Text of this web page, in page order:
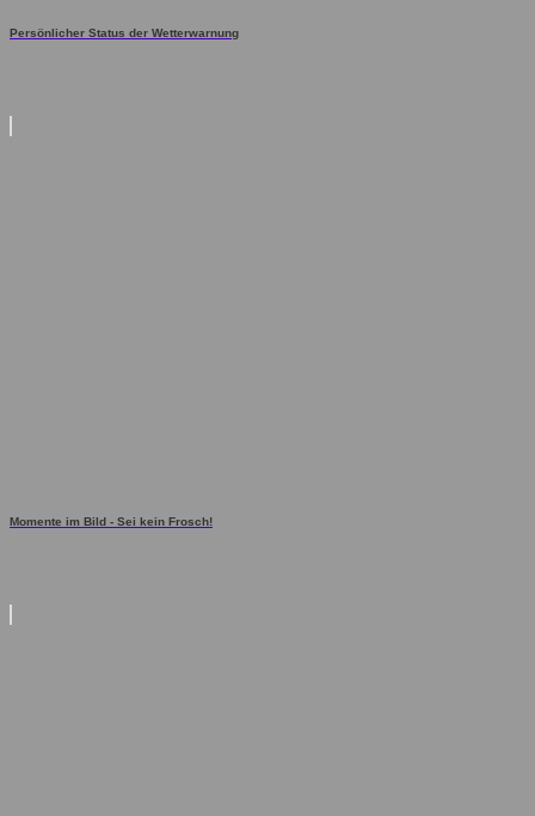
Persönlicher Status der Wetterwarnung
Momente im Bild - Sei kein Frosch!